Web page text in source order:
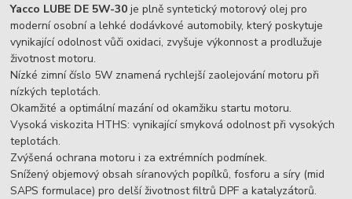
Yacco LUBE DE 5W-30 je plně syntetický motorový olej pro
moderní osobní a lehké dodávkové automobily, který poskytuje
vynikající odolnost vůči oxidaci, zvyšuje výkonnost a prodlužuje
životnost motoru.
Nízké zimní číslo 5W znamená rychlejší zaolejování motoru při
nízkých teplotách.
Okamžité a optimální mazání od okamžiku startu motoru.
Vysoká viskozita HTHS: vynikající smyková odolnost při vysokých
teplotách.
Zvýšená ochrana motoru i za extrémních podmínek.
Snížený objemový obsah síranových popílků, fosforu a síry (mid
SAPS formulace) pro delší životnost filtrů DPF a katalyzátorů.